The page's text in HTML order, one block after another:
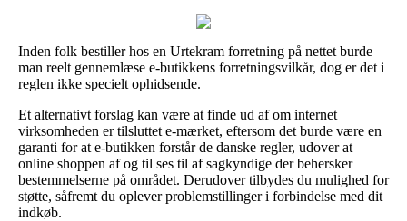
Inden folk bestiller hos en Urtekram forretning på nettet burde
man reelt gennemlæse e-butikkens forretningsvilkår, dog er det i
reglen ikke specielt ophidsende.
Et alternativt forslag kan være at finde ud af om internet
virksomheden er tilsluttet e-mærket, eftersom det burde være en
garanti for at e-butikken forstår de danske regler, udover at
online shoppen af og til ses til af sagkyndige der behersker
bestemmelserne på området. Derudover tilbydes du mulighed for
støtte, såfremt du oplever problemstillinger i forbindelse med dit
indkøb.